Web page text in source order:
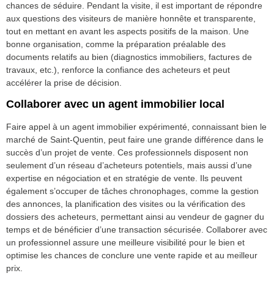
chances de séduire. Pendant la visite, il est important de répondre
aux questions des visiteurs de manière honnête et transparente,
tout en mettant en avant les aspects positifs de la maison. Une
bonne organisation, comme la préparation préalable des
documents relatifs au bien (diagnostics immobiliers, factures de
travaux, etc.), renforce la confiance des acheteurs et peut
accélérer la prise de décision.
Collaborer avec un agent immobilier local
Faire appel à un agent immobilier expérimenté, connaissant bien le
marché de Saint-Quentin, peut faire une grande différence dans le
succès d’un projet de vente. Ces professionnels disposent non
seulement d’un réseau d’acheteurs potentiels, mais aussi d’une
expertise en négociation et en stratégie de vente. Ils peuvent
également s’occuper de tâches chronophages, comme la gestion
des annonces, la planification des visites ou la vérification des
dossiers des acheteurs, permettant ainsi au vendeur de gagner du
temps et de bénéficier d’une transaction sécurisée. Collaborer avec
un professionnel assure une meilleure visibilité pour le bien et
optimise les chances de conclure une vente rapide et au meilleur
prix.